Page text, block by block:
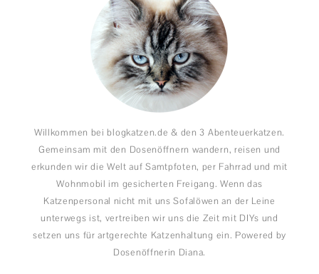
Willkommen bei blogkatzen.de & den 3 Abenteuerkatzen.
Gemeinsam mit den Dosenöffnern wandern, reisen und
erkunden wir die Welt auf Samtpfoten, per Fahrrad und mit
Wohnmobil im gesicherten Freigang. Wenn das
Katzenpersonal nicht mit uns Sofalöwen an der Leine
unterwegs ist, vertreiben wir uns die Zeit mit DIYs und
setzen uns für artgerechte Katzenhaltung ein. Powered by
Dosenöffnerin Diana.